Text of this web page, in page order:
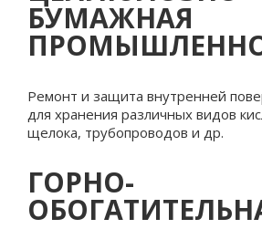
БУМАЖНАЯ
Ремонт и защита внутренней
для хранения различных видов
щелока, трубопроводов и др.
ГОРНО-